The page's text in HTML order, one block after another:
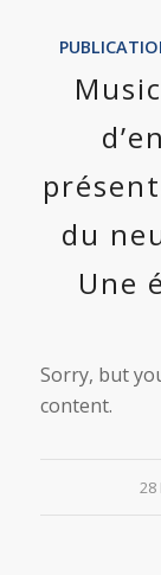
du
Une
Sorry, but
content.
28